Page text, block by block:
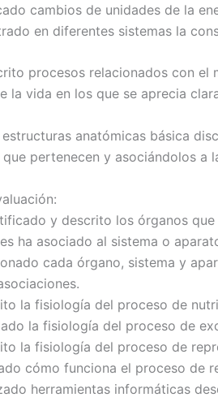
cambios de unidades de la
en diferentes sistemas la
procesos relacionados con el
la vida en los que se aprecia
anatómicas básica
pertenecen y asociándolos a
y descrito los órganos
ha asociado al sistema o
cada órgano, sistema y
la fisiología del proceso de
la fisiología del proceso de
la fisiología del proceso de
cómo funciona el proceso de
herramientas informáticas